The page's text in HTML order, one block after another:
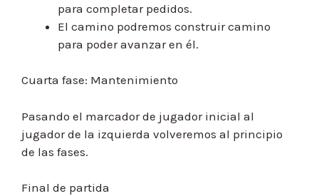
para completar pedidos.
El camino podremos construir camino
para poder avanzar en él.
Cuarta fase: Mantenimiento
Pasando el marcador de jugador inicial al
jugador de la izquierda volveremos al principio
de las fases.
Final de partida